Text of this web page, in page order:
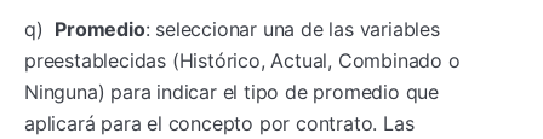
q) Promedio: seleccionar una de las variables
preestablecidas (Histórico, Actual, Combinado o
Ninguna) para indicar el tipo de promedio que
aplicará para el concepto por contrato. Las